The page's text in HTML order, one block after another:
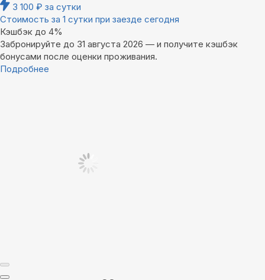
3 100 ₽ за сутки
Стоимость за 1 сутки при заезде сегодня
Кэшбэк до 4%
Забронируйте до 31 августа 2026 — и получите кэшбэк
бонусами после оценки проживания.
Подробнее